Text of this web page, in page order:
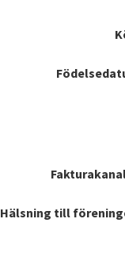
Hälsning till